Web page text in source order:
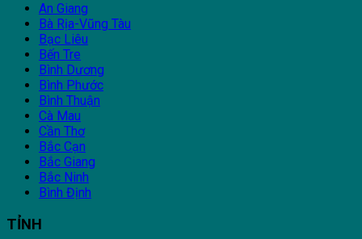
An Giang
Bà Rịa-Vũng Tàu
Bạc Liêu
Bến Tre
Bình Dương
Bình Phước
Bình Thuận
Cà Mau
Cần Thơ
Bắc Cạn
Bắc Giang
Bắc Ninh
Bình Định
TỈNH